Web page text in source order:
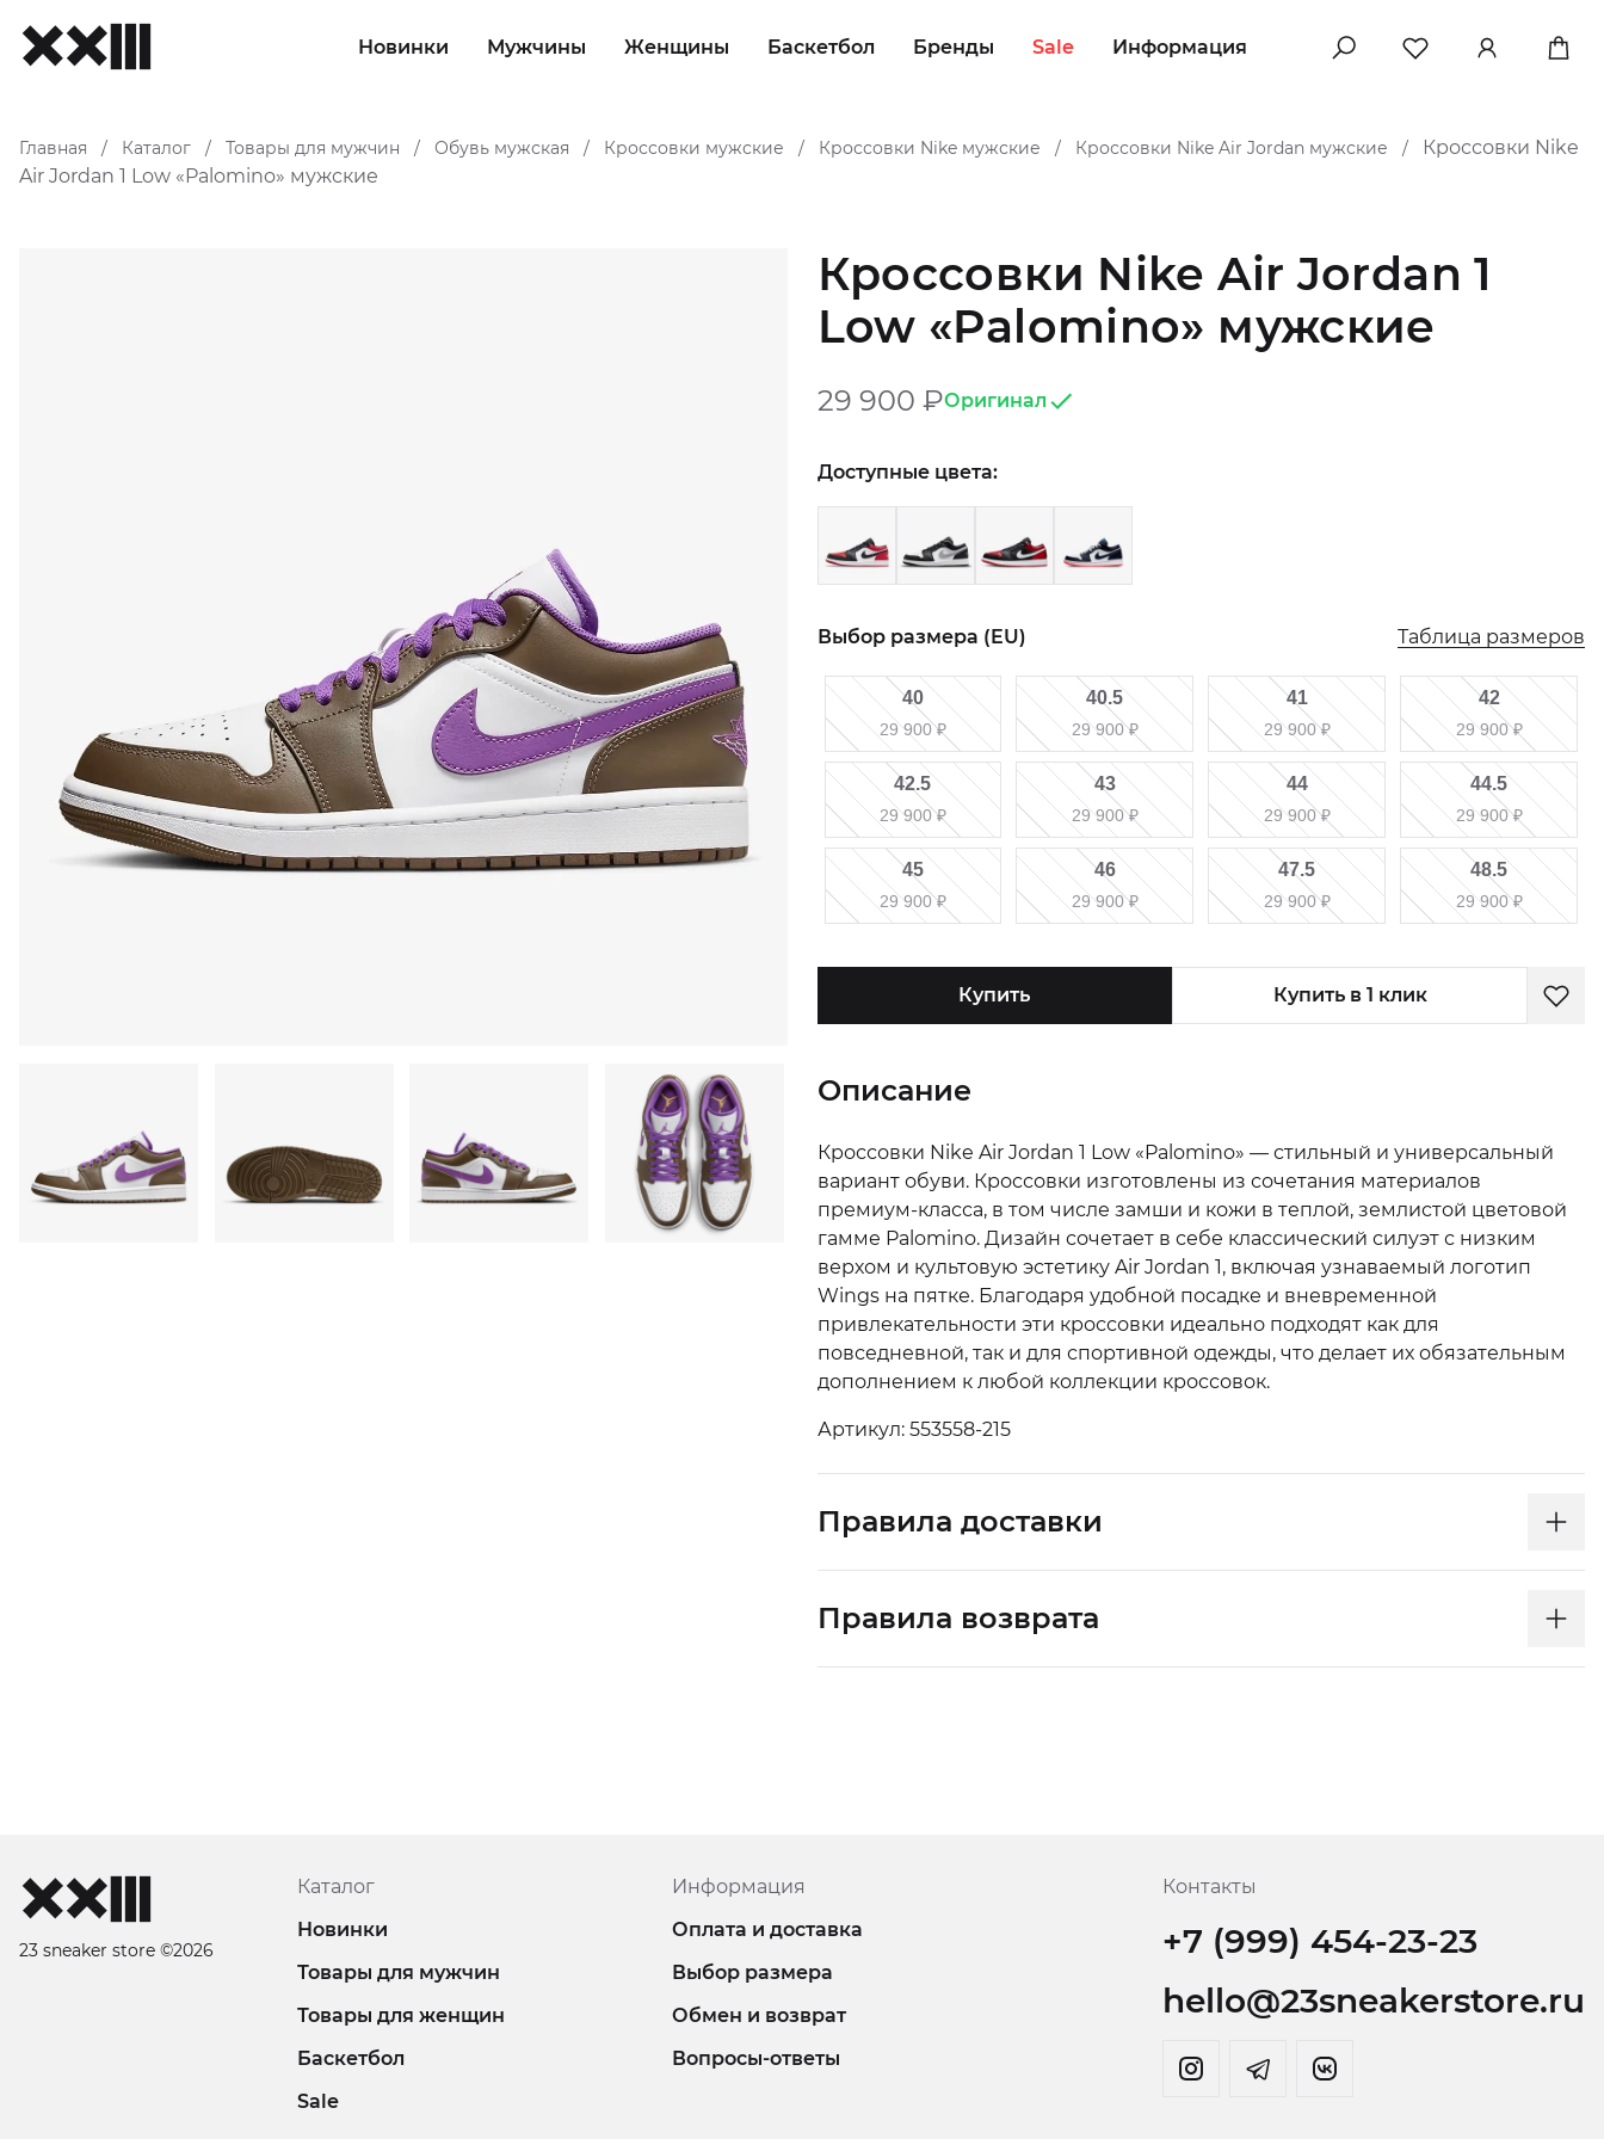
Новинки Мужчины Женщины Баскетбол Бренды Sale Информация
Главная / Каталог / Товары для мужчин / Обувь мужская / Кроссовки мужские / Кроссовки Nike мужские / Кроссовки Nike Air Jordan мужские /
Кроссовки Nike
Air Jordan 1 Low «Palomino» мужские
Кроссовки Nike Air Jordan 1
Low «Palomino» мужские
29 900 ₽Оригинал
Доступные цвета:
Выбор размера (EU) Таблица размеров
40
29 900₽
40.5
29 900₽
41
29 900₽
42
29 900₽
42.5
29 900₽
43
29 900₽
44
29 900₽
44.5
29 900₽
45
29 900₽
46
29 900₽
47.5
29 900₽
48.5
29 900₽
Купить Купить в 1 клик
Описание
Кроссовки Nike Air Jordan 1 Low «Palomino» — стильный и универсальный
вариант обуви. Кроссовки изготовлены из сочетания материалов
премиум-класса, в том числе замши и кожи в теплой, землистой цветовой
гамме Palomino. Дизайн сочетает в себе классический силуэт с низким
верхом и культовую эстетику Air Jordan 1, включая узнаваемый логотип
Wings на пятке. Благодаря удобной посадке и вневременной
привлекательности эти кроссовки идеально подходят как для
повседневной, так и для спортивной одежды, что делает их обязательным
дополнением к любой коллекции кроссовок.
Артикул: 553558-215
Правила доставки
Правила возврата
23 sneaker store ©2026
Каталог
Новинки
Товары для мужчин
Товары для женщин
Баскетбол
Sale
Информация
Оплата и доставка
Выбор размера
Обмен и возврат
Вопросы-ответы
Контакты
+7 (999) 454-23-23
hello@23sneakerstore.ru